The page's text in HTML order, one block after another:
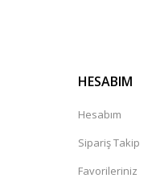
HESABIM
Hesabım
Sipariş Takip
Favorileriniz